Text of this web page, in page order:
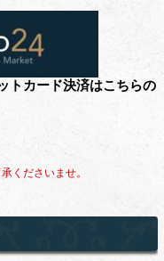
トカード決済はこちらの
くださいませ。